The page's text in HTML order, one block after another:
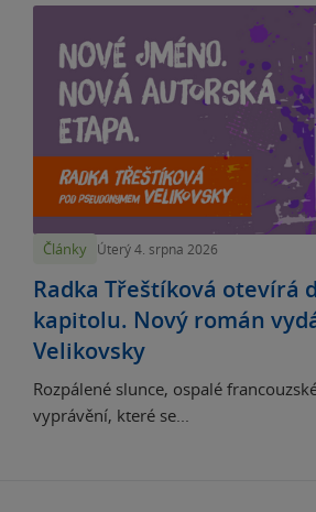
Články Úterý 4. srpna 2026
Radka Třeštíková otevírá
kapitolu. Nový román
Velikovsky
Rozpálené slunce, ospalé
vyprávění, které se...